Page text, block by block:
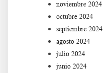
noviembre 2024
octubre 2024
septiembre 2024
agosto 2024
julio 2024
junio 2024